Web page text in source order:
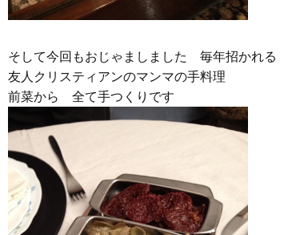
そして今回もおじゃましました 毎年招かれる
友人クリスティアンのマンマの手料理
前菜から 全て手つくりです